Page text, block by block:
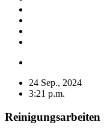
24 Sep., 2024
3:21 p.m.
Reinigungsarbeiten